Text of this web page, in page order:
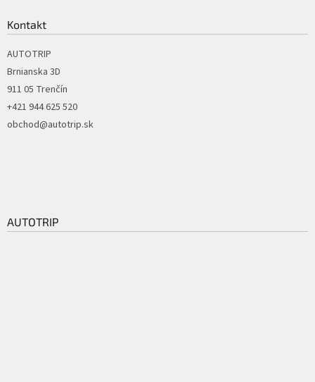
Kontakt
AUTOTRIP
Brnianska 3D
911 05 Trenčín
+421 944 625 520
obchod@autotrip.sk
AUTOTRIP